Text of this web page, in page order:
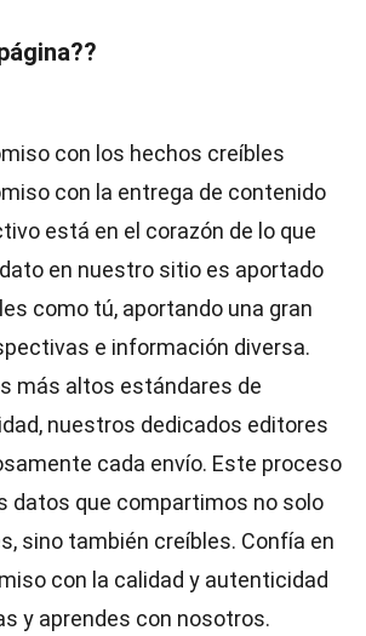
con los hechos creíbles
con la entrega de contenido
está en el corazón de lo que
en nuestro sitio es aportado
como tú, aportando una gran
e información diversa.
más altos estándares de
nuestros dedicados editores
cada envío. Este proceso
datos que compartimos no solo
sino también creíbles. Confía en
con la calidad y autenticidad
y aprendes con nosotros.